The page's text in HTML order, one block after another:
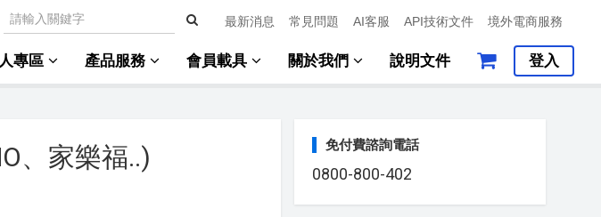
最新消息 常見問題 AI客服 API技術文件 境外電商服務
專區 產品服務 會員載具 關於我們 說明文件 登入
、家樂福..) 免付費諮詢電話
0800-800-402